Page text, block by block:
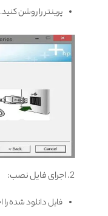
پرینتر را روشن کنید.
2. اجرای فایل نصب:
فایل دانلود شده را